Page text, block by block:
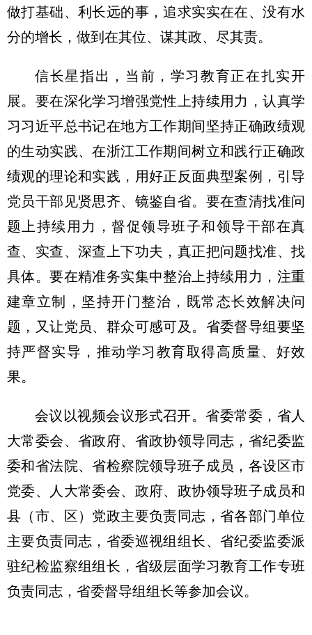
做打基础、利长远的事，追求实实在在、没有水
分的增长，做到在其位、谋其政、尽其责。
信长星指出，当前，学习教育正在扎实开
展。要在深化学习增强党性上持续用力，认真学
习习近平总书记在地方工作期间坚持正确政绩观
的生动实践、在浙江工作期间树立和践行正确政
绩观的理论和实践，用好正反面典型案例，引导
党员干部见贤思齐、镜鉴自省。要在查清找准问
题上持续用力，督促领导班子和领导干部在真
查、实查、深查上下功夫，真正把问题找准、找
具体。要在精准务实集中整治上持续用力，注重
建章立制，坚持开门整治，既常态长效解决问
题，又让党员、群众可感可及。省委督导组要坚
持严督实导，推动学习教育取得高质量、好效
果。
会议以视频会议形式召开。省委常委，省人
大常委会、省政府、省政协领导同志，省纪委监
委和省法院、省检察院领导班子成员，各设区市
党委、人大常委会、政府、政协领导班子成员和
县（市、区）党政主要负责同志，省各部门单位
主要负责同志，省委巡视组组长、省纪委监委派
驻纪检监察组组长，省级层面学习教育工作专班
负责同志，省委督导组组长等参加会议。